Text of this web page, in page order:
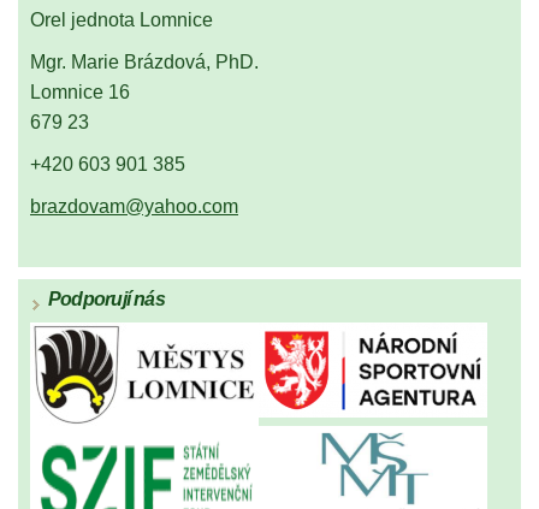
Orel jednota Lomnice
Mgr. Marie Brázdová, PhD.
Lomnice 16
679 23
+420 603 901 385
brazdovam@yahoo.com
Podporují nás